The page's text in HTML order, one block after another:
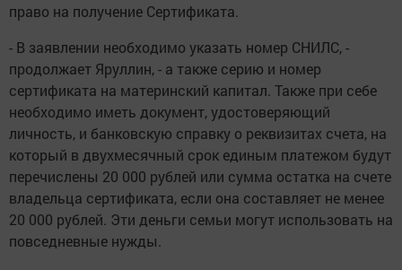
право на получение Сертификата.
- В заявлении необходимо указать номер СНИЛС, -
продолжает Яруллин, - а также серию и номер
сертификата на материнский капитал. Также при себе
необходимо иметь документ, удостоверяющий
личность, и банковскую справку о реквизитах счета, на
который в двухмесячный срок единым платежом будут
перечислены 20 000 рублей или сумма остатка на счете
владельца сертификата, если она составляет не менее
20 000 рублей. Эти деньги семьи могут использовать на
повседневные нужды.